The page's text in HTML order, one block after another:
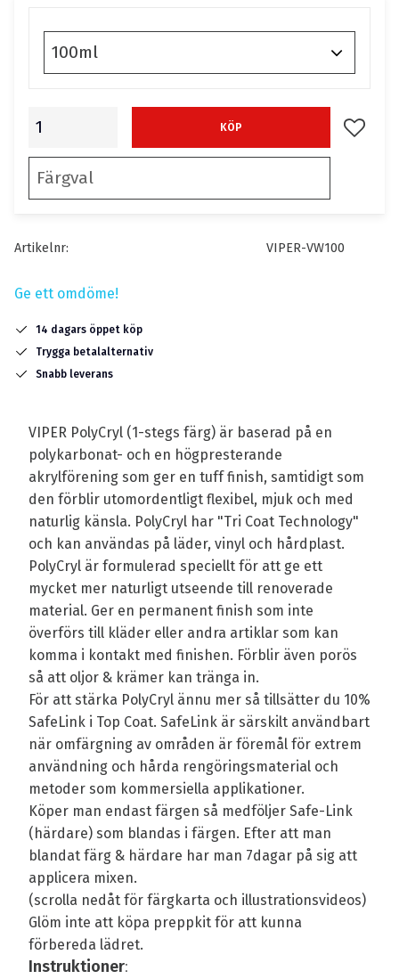
KÖP Lägg
Artikelnr VIPER-VW100
Ge ett omdöme!
14 dagars öppet köp
Trygga betalalternativ
Snabb leverans
VIPER PolyCryl (1-stegs färg) är baserad på en
polykarbonat- och en högpresterande
akrylförening som ger en tuff finish, samtidigt som
den förblir utomordentligt flexibel, mjuk och med
naturlig känsla. PolyCryl har "Tri Coat Technology"
och kan användas på läder, vinyl och hårdplast.
PolyCryl är formulerad speciellt för att ge ett
mycket mer naturligt utseende till renoverade
material. Ger en permanent finish som inte
överförs till kläder eller andra artiklar som kan
komma i kontakt med finishen. Förblir även porös
så att oljor & krämer kan tränga in.
För att stärka PolyCryl ännu mer så tillsätter du 10%
SafeLink i Top Coat. SafeLink är särskilt användbart
när omfärgning av områden är föremål för extrem
användning och hårda rengöringsmaterial och
metoder som kommersiella applikationer.
Köper man endast färgen så medföljer Safe-Link
(härdare) som blandas i färgen. Efter att man
blandat färg & härdare har man 7dagar på sig att
applicera mixen.
(scrolla nedåt för färgkarta och illustrationsvideos)
Glöm inte att köpa preppkit för att kunna
förbereda lädret.
Instruktioner: